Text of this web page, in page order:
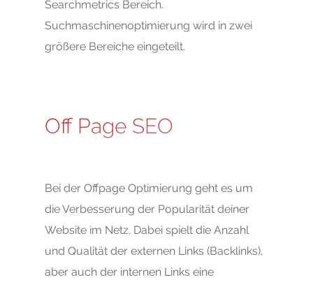
Searchmetrics Bereich.
Suchmaschinenoptimierung wird in zwei
größere Bereiche eingeteilt.
Off Page SEO
Bei der Offpage Optimierung geht es um
die Verbesserung der Popularität deiner
Website im Netz. Dabei spielt die Anzahl
und Qualität der externen Links (Backlinks),
aber auch der internen Links eine